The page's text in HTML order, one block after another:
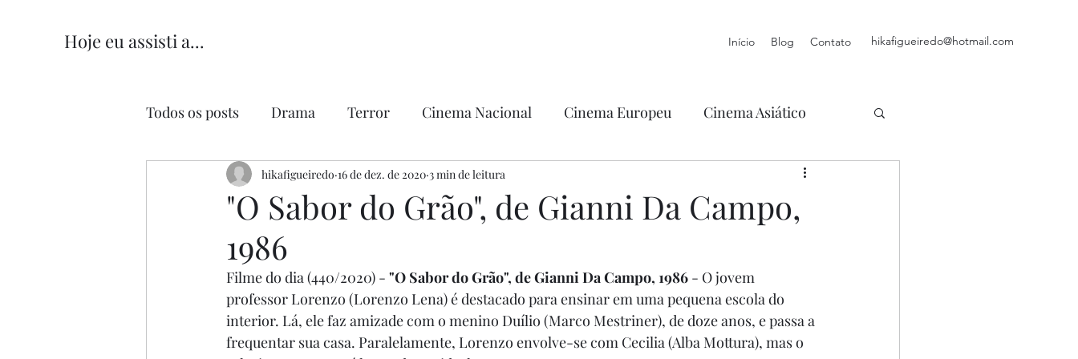
Hoje eu assisti a... Início Blog Contato hikafigueiredo@hotmail.com
Todos os posts Drama Terror Cinema Nacional Cinema Europeu Cinema Asiático
Comédia Comédia Romântica Ficção Hollywood
"O Sabor do Grão", de Gianni Da Campo,
1986
hikafigueiredo 16 de dez. de 2020 3 min de leitura
Filme do dia (440/2020) - "O Sabor do Grão", de Gianni Da Campo, 1986 - O jovem
professor Lorenzo (Lorenzo Lena) é destacado para ensinar em uma pequena escola do
interior. Lá, ele faz amizade com o menino Duílio (Marco Mestriner), de doze anos, e passa a
frequentar sua casa. Paralelamente, Lorenzo envolve-se com Cecilia (Alba Mottura), mas o